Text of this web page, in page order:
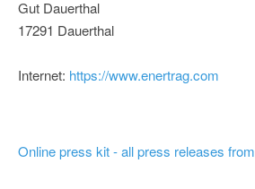
Gut Dauerthal
17291 Dauerthal
Internet: https://www.enertrag.com
Online press kit - all press releases from